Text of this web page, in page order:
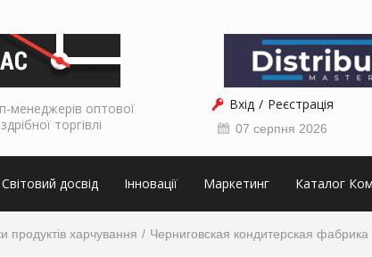
менеджерів оптової
торгівлі
Вхід Реєстрація
07 серпня 2026
Світовий досвід Інновації Маркетинг Каталог
продуктів харчування Черниговская кондитерская